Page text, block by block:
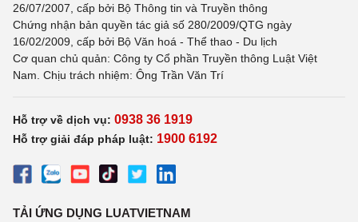
26/07/2007, cấp bởi Bộ Thông tin và Truyền thông
Chứng nhận bản quyền tác giả số 280/2009/QTG ngày
16/02/2009, cấp bởi Bộ Văn hoá - Thể thao - Du lịch
Cơ quan chủ quản: Công ty Cổ phần Truyền thông Luật Việt
Nam. Chịu trách nhiệm: Ông Trần Văn Trí
Hỗ trợ về dịch vụ: 0938 36 1919
Hỗ trợ giải đáp pháp luật: 1900 6192
TẢI ỨNG DỤNG LUATVIETNAM